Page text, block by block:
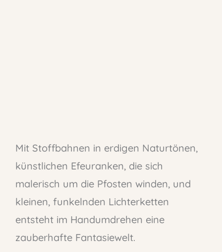
Mit Stoffbahnen in erdigen Naturtönen,
künstlichen Efeuranken, die sich
malerisch um die Pfosten winden, und
kleinen, funkelnden Lichterketten
entsteht im Handumdrehen eine
zauberhafte Fantasiewelt.